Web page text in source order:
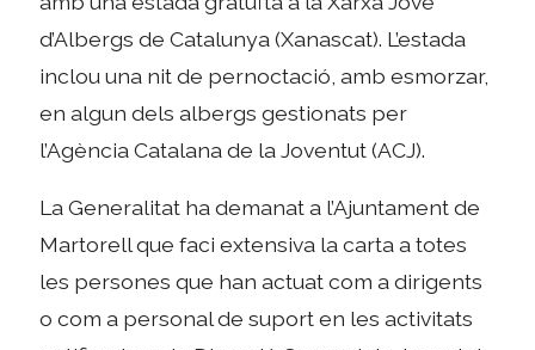
d’Albergs de Catalunya (Xanascat). L’estada
inclou una nit de pernoctació, amb esmorzar,
en algun dels albergs gestionats per
l’Agència Catalana de la Joventut (ACJ).
La Generalitat ha demanat a l’Ajuntament de
Martorell que faci extensiva la carta a totes
les persones que han actuat com a dirigents
o com a personal de suport en les activitats